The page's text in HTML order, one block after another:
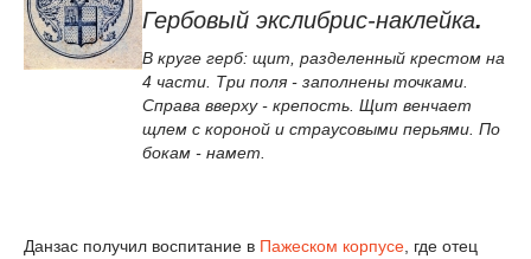
Гербовый экслибрис-наклейка.
В круге герб: щит, разделенный крестом на
4 части. Три поля - заполнены точками.
Справа вверху - крепость. Щит венчает
щлем с короной и страусовыми перьями. По
бокам - намет.
Данзас получил воспитание в Пажеском корпусе, где отец